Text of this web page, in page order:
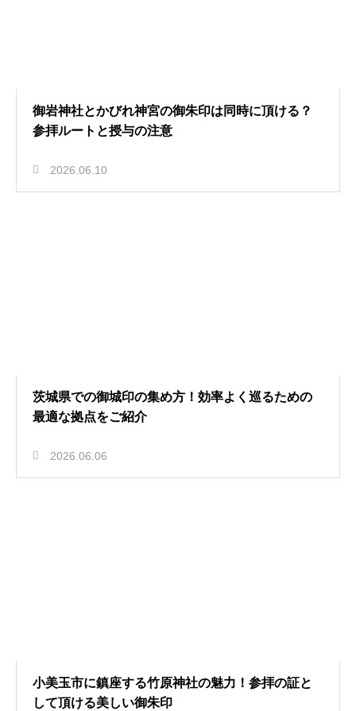
御岩神社とかびれ神宮の御朱印は同時に頂ける？
参拝ルートと授与の注意
2026.06.10
茨城県での御城印の集め方！効率よく巡るための
最適な拠点をご紹介
2026.06.06
小美玉市に鎮座する竹原神社の魅力！参拝の証と
して頂ける美しい御朱印